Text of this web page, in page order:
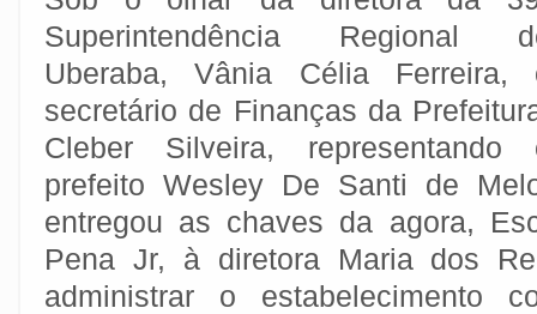
Superintendência Regional
Uberaba, Vânia Célia Ferreira,
secretário de Finanças da
Cleber Silveira, representando
prefeito Wesley De Santi de
entregou as chaves da agora,
Pena Jr, à diretora Maria dos
administrar o estabelecimento